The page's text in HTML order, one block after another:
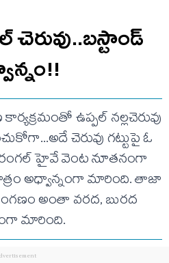
చెరువు..బస్టాండ్
ఉప్పల్ నల్లచెరువు
చెరువు గట్టుపై ఓ
హైవే వెంట నూతనంగా
అధ్వాన్నంగా మారింది. తాజా
అంతా వరద, బురద
మారింది.